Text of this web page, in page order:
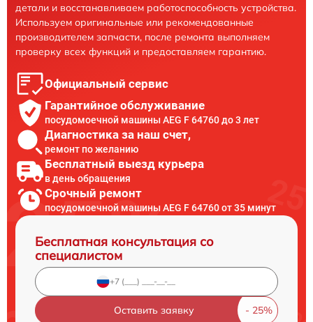
детали и восстанавливаем работоспособность устройства.
Используем оригинальные или рекомендованные
производителем запчасти, после ремонта выполняем
проверку всех функций и предоставляем гарантию.
Официальный сервис
Гарантийное обслуживание
посудомоечной машины AEG F 64760 до 3 лет
Диагностика за наш счет,
ремонт по желанию
Бесплатный выезд курьера
в день обращения
Срочный ремонт
посудомоечной машины AEG F 64760 от 35 минут
Бесплатная консультация со
специалистом
Оставить заявку